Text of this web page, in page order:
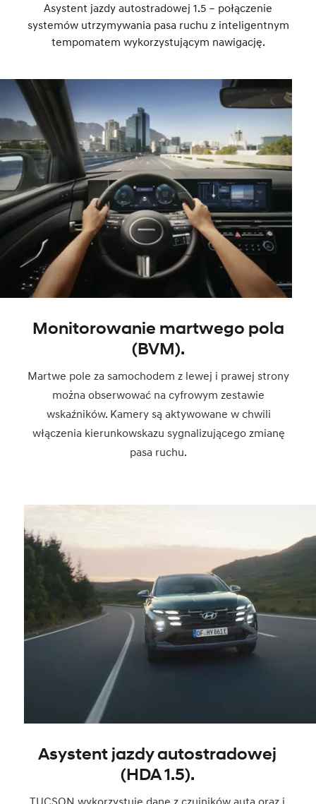
Asystent jazdy autostradowej 1.5 – połączenie
systemów utrzymywania pasa ruchu z inteligentnym
tempomatem wykorzystującym nawigację.
Monitorowanie martwego pola
(BVM).
Martwe pole za samochodem z lewej i prawej strony
można obserwować na cyfrowym zestawie
wskaźników. Kamery są aktywowane w chwili
włączenia kierunkowskazu sygnalizującego zmianę
pasa ruchu.
Asystent jazdy autostradowej
(HDA 1.5).